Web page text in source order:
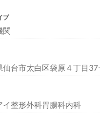
プ
関
仙台市太白区袋原４丁目
イ整形外科胃腸科内科